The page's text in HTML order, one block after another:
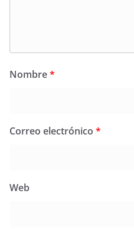
Nombre*
Correo electrónico *
Web